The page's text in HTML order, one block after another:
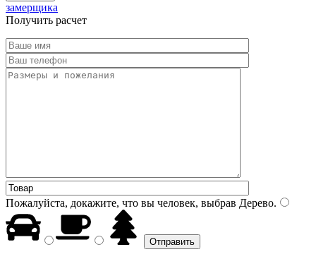
замерщика
Получить расчет
Пожалуйста, докажите, что вы человек, выбрав Дерево.